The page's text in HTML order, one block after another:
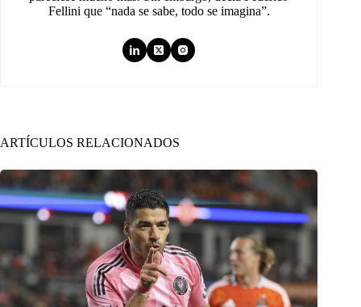
Fellini que “nada se sabe, todo se imagina”.
ARTÍCULOS RELACIONADOS